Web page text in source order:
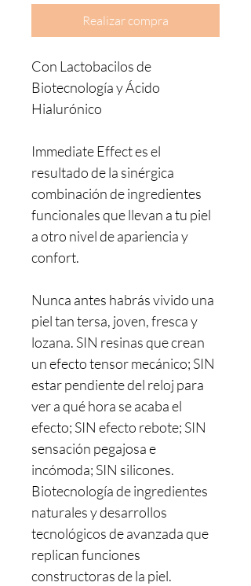
Realizar compra
Con Lactobacilos de
Biotecnología y Ácido
Hialurónico
Immediate Effect es el
resultado de la sinérgica
combinación de ingredientes
funcionales que llevan a tu piel
a otro nivel de apariencia y
confort.
Nunca antes habrás vivido una
piel tan tersa, joven, fresca y
lozana. SIN resinas que crean
un efecto tensor mecánico; SIN
estar pendiente del reloj para
ver a qué hora se acaba el
efecto; SIN efecto rebote; SIN
sensación pegajosa e
incómoda; SIN silicones.
Biotecnología de ingredientes
naturales y desarrollos
tecnológicos de avanzada que
replican funciones
constructoras de la piel.